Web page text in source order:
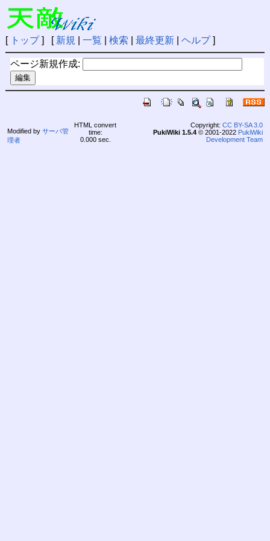
[ トップ] [ 新規 一覧 検索 最終更新| ヘルプ]
ページ新規作成:
Modified by サーバ管
理者
HTML convert
time:
0.000 sec.
Copyright: CC BY-SA 3.0
PukiWiki 1.5.4© 2001-2022 PukiWiki
Development Team